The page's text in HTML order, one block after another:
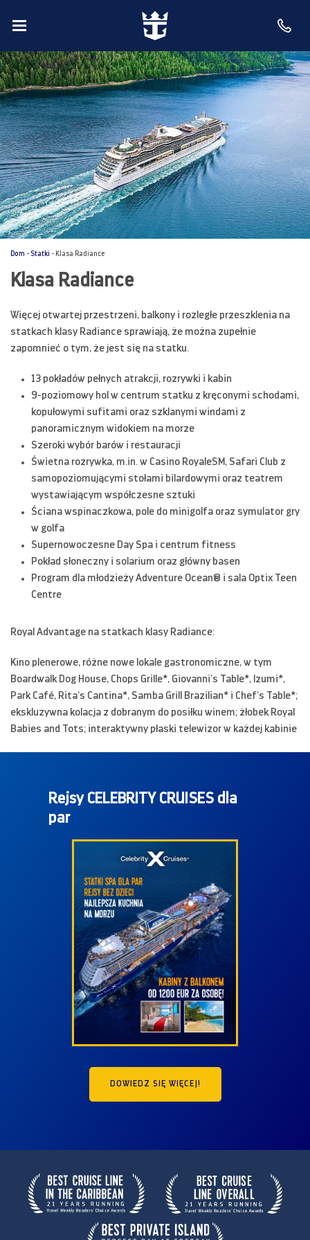
Dom - Statki - Klasa Radiance
Klasa Radiance
Więcej otwartej przestrzeni, balkony i rozległe przeszklenia na
statkach klasy Radiance sprawiają, że można zupełnie
zapomnieć o tym, że jest się na statku.
13 pokładów pełnych atrakcji, rozrywki i kabin
9-poziomowy hol w centrum statku z kręconymi schodami,
kopułowymi sufitami oraz szklanymi windami z
panoramicznym widokiem na morze
Szeroki wybór barów i restauracji
Świetna rozrywka, m.in. w Casino RoyaleSM, Safari Club z
samopoziomującymi stołami bilardowymi oraz teatrem
wystawiającym współczesne sztuki
Ściana wspinaczkowa, pole do minigolfa oraz symulator gry
w golfa
Supernowoczesne Day Spa i centrum fitness
Pokład słoneczny i solarium oraz główny basen
Program dla młodzieży Adventure Ocean® i sala Optix Teen
Centre
Royal Advantage na statkach klasy Radiance:
Kino plenerowe, różne nowe lokale gastronomiczne, w tym
Boardwalk Dog House, Chops Grille*, Giovanni’s Table*, Izumi*,
Park Café, Rita’s Cantina*, Samba Grill Brazilian* i Chef’s Table*;
ekskluzywna kolacja z dobranym do posiłku winem; żłobek Royal
Babies and Tots; interaktywny płaski telewizor w każdej kabinie
Rejsy CELEBRITY CRUISES dla
par
DOWIEDZ SIĘ WIĘCEJ!